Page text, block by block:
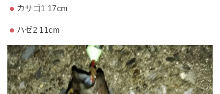
カサゴ1 17cm
ハゼ2 11cm